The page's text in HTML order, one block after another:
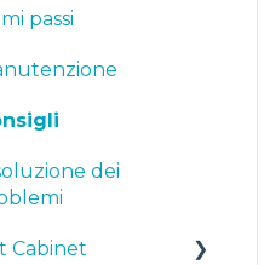
dei
passi
dei
Cabinet